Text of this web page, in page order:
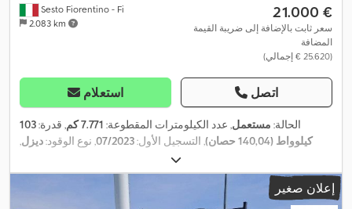
Sesto Fiorentino - Fi
2.083 km
‏21.000 €
سعر ثابت بالإضافة إلى ضريبة القيمة
المضافة
(‏25.620 € إجمالي)
استعلام اتصل
الحالة: مستعمل, عدد الكيلومترات المقطوعة: 7.771 كم , قدرة:103
كيلوواط (140,04 حصان)
, التسجيل الأول:07/2023, نوع الوقود:ديزل,
إعلان صغير